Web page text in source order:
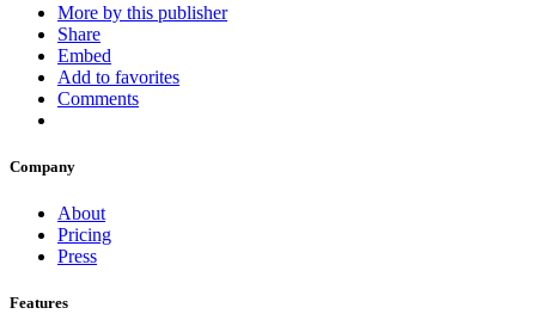
More by this publisher
Share
Embed
Add to favorites
Comments
Company
About
Pricing
Press
Features